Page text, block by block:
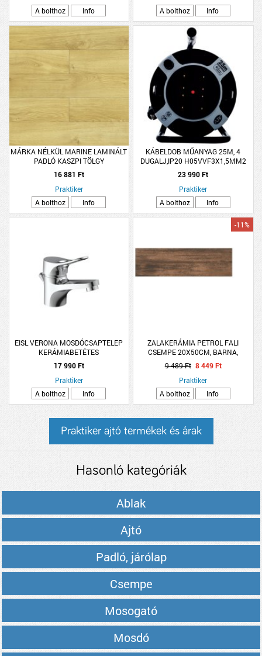
A bolthoz
Info
A bolthoz
Info
MÁRKA NÉLKÜL MARINE LAMINÁLT
PADLÓ KASZPI TÖLGY
1380X159X10MM 1,536M2/CS K32
4V
16 881 Ft
Praktiker
A bolthoz
Info
KÁBELDOB MŰANYAG 25M, 4
DUGALJ,IP20 H05VVF3X1,5MM2
TERMOKAPCS.
23 990 Ft
Praktiker
A bolthoz
Info
EISL VERONA MOSDÓCSAPTELEP
KERÁMIABETÉTES
17 990 Ft
Praktiker
A bolthoz
Info
ZALAKERÁMIA PETROL FALI
CSEMPE 20X50CM, BARNA,
FÉNYES, 1,3 M2/CS
-11%
9 489 Ft 8 449 Ft
Praktiker
A bolthoz
Info
Praktiker ajtó termékek és árak
Hasonló kategóriák
Ablak
Ajtó
Padló, járólap
Csempe
Mosogató
Mosdó